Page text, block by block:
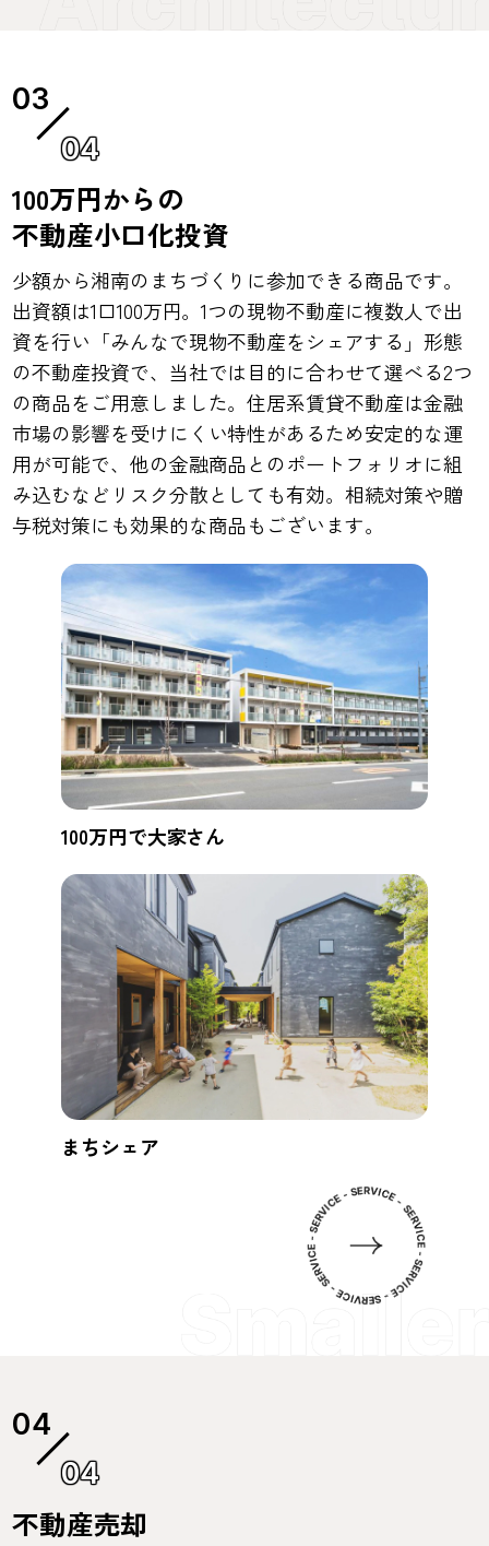
04
100万円からの
不動産小口化投資
少額から湘南のまちづくりに参加できる商品です。
出資額は1口100万円。1つの現物不動産に複数人で出
資を行い「みんなで現物不動産をシェアする」形態
の不動産投資で、当社では目的に合わせて選べる2つ
の商品をご用意しました。住居系賃貸不動産は金融
市場の影響を受けにくい特性があるため安定的な運
用が可能で、他の金融商品とのポートフォリオに組
み込むなどリスク分散としても有効。相続対策や贈
与税対策にも効果的な商品もございます。
100万円で大家さん
まちシェア
04
不動産売却